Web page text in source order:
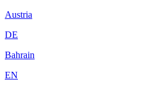
Austria
DE
Bahrain
EN